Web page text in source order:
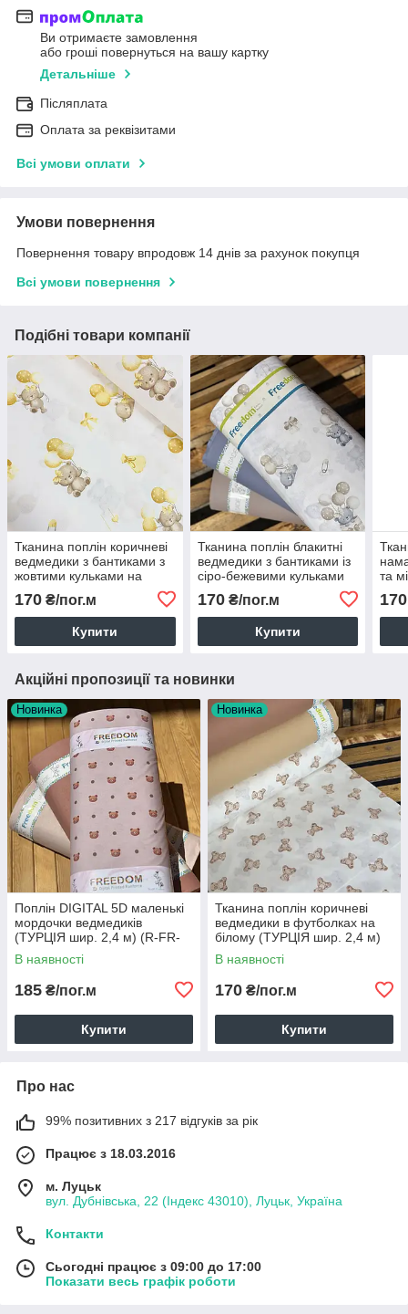
Ви отримаєте замовлення
або гроші повернуться на вашу картку
Детальніше
Післяплата
Оплата за реквізитами
Всі умови оплати
Умови повернення
Повернення товару впродовж 14 днів за рахунок покупця
Всі умови повернення
Подібні товари компанії
Тканина поплін коричневі
ведмедики з бантиками з
жовтими кульками на
білому (ТУРЦІЯ шир. 2,4
м) (R-FR-0867)
170 ₴/пог.м
Купити
Тканина поплін блакитні
ведмедики з бантиками із
сіро-бежевими кульками
на білому (ТУРЦІЯ шир.
2,4 м) (R-FR-0865)
170₴/пог.м
Купити
та
м)
170
Акційні пропозиції та новинки
Новинка
Поплін DIGITAL 5D маленькі
мордочки ведмедиків
(ТУРЦІЯ шир. 2,4 м) (R-FR-
0893)
В наявності
185 ₴/пог.м
Купити
Новинка
Тканина поплін коричневі
ведмедики в футболках на
білому (ТУРЦІЯ шир. 2,4 м)
(R-FR-0889)
В наявності
170 ₴/пог.м
Купити
Про нас
99% позитивних з 217 відгуків за рік
Працює з 18.03.2016
м. Луцьк
вул. Дубнівська, 22 (Індекс 43010), Луцьк, Україна
Контакти
Сьогодні працює з 09:00 до 17:00
Показати весь графік роботи